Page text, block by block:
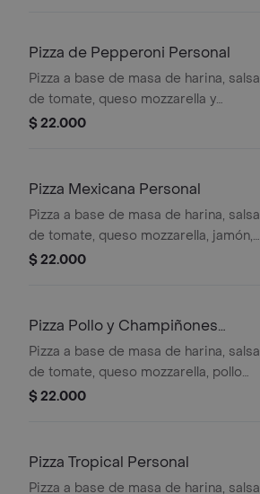
Pizza de Pepperoni Personal
Pizza a base de masa de harina, salsa
de tomate, queso mozzarella y
pepperoni, 4 porciones.
$ 22.000
Pizza Mexicana Personal
Pizza a base de masa de harina, salsa
de tomate, queso mozzarella, jamón,
tocineta, longaniza, salchicha y
$ 22.000
Pizza Pollo y Champiñones
Personal
Pizza a base de masa de harina, salsa
de tomate, queso mozzarella, pollo
desmechado y champiñones, 4
$ 22.000
Pizza Tropical Personal
Pizza a base de masa de harina, salsa